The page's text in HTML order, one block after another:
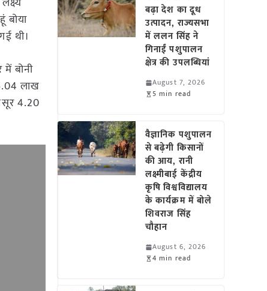
बोया
थी।
बोनी
लाख
4.20
बढ़ा देश का दूध
उत्पादन, राज्यसभा
में ललन सिंह ने
गिनाईं पशुपालन
क्षेत्र की उपलब्धियां
August 7, 2026
5 min read
वैज्ञानिक पशुपालन
से बढ़ेगी किसानों
की आय, रानी
लक्ष्मीबाई केंद्रीय
कृषि विश्वविद्यालय
के कार्यक्रम में बोले
शिवराज सिंह
चौहान
August 6, 2026
4 min read